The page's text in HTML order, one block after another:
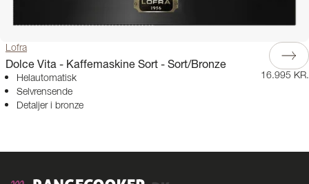
Lofra
Dolce Vita - Kaffemaskine Sort - Sort/Bronze
Helautomatisk
Selvrensende
Detaljer i bronze
16.995 KR.